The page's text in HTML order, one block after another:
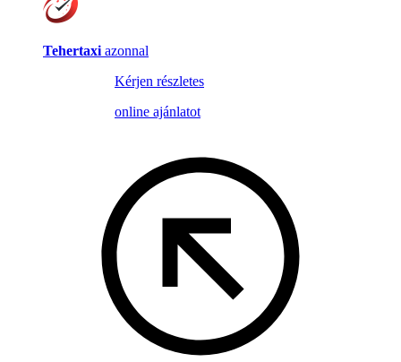
Tehertaxi azonnal
Kérjen részletes
online ajánlatot